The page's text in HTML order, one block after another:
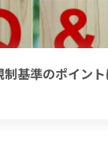
制基準のポイン